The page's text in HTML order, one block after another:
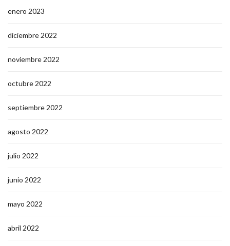
enero 2023
diciembre 2022
noviembre 2022
octubre 2022
septiembre 2022
agosto 2022
julio 2022
junio 2022
mayo 2022
abril 2022